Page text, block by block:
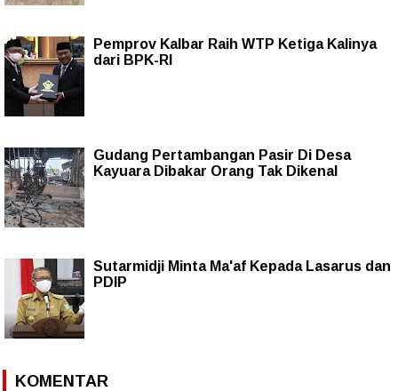
Pemprov Kalbar Raih WTP Ketiga Kalinya
dari BPK-RI
Gudang Pertambangan Pasir Di Desa
Kayuara Dibakar Orang Tak Dikenal
Sutarmidji Minta Ma'af Kepada Lasarus dan
PDIP
KOMENTAR